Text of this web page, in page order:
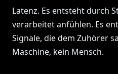
Latenz. Es entsteht durch
verarbeitet anfühlen. Es
Signale, die dem Zuhörer
Maschine, kein Mensch.